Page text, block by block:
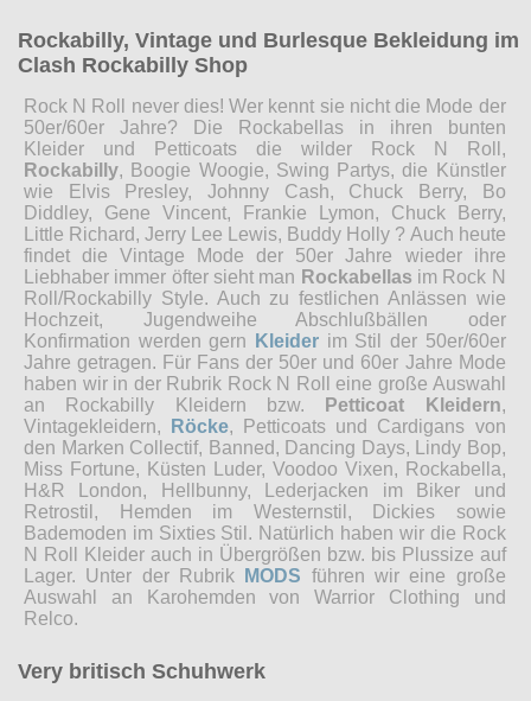
Rockabilly, Vintage und Burlesque Bekleidung im
Clash Rockabilly Shop
Rock N Roll never dies! Wer kennt sie nicht die Mode der
50er/60er Jahre? Die Rockabellas in ihren bunten
Kleider und Petticoats die wilder Rock N Roll,
Rockabilly, Boogie Woogie, Swing Partys, die Künstler
wie Elvis Presley, Johnny Cash, Chuck Berry, Bo
Diddley, Gene Vincent, Frankie Lymon, Chuck Berry,
Little Richard, Jerry Lee Lewis, Buddy Holly ? Auch heute
findet die Vintage Mode der 50er Jahre wieder ihre
Liebhaber immer öfter sieht man Rockabellas im Rock N
Roll/Rockabilly Style. Auch zu festlichen Anlässen wie
Hochzeit, Jugendweihe Abschlußbällen oder
Konfirmation werden gern
Kleiderim Stil der 50er/60er
Jahre getragen. Für Fans der 50er und 60er Jahre Mode
haben wir in der Rubrik Rock N Roll eine große Auswahl
an Rockabilly Kleidern bzw.
Petticoat Kleidern,
Vintagekleidern,
Röcke, Petticoats und Cardigans von
den Marken Collectif, Banned, Dancing Days, Lindy Bop,
Miss Fortune, Küsten Luder, Voodoo Vixen, Rockabella,
H&R London, Hellbunny, Lederjacken im Biker und
Retrostil, Hemden im Westernstil, Dickies sowie
Bademoden im Sixties Stil. Natürlich haben wir die Rock
N Roll Kleider auch in Übergrößen bzw. bis Plussize auf
Lager. Unter der Rubrik
MODS führen wir eine große
Auswahl an Karohemden von Warrior Clothing und
Relco.
Very britisch Schuhwerk